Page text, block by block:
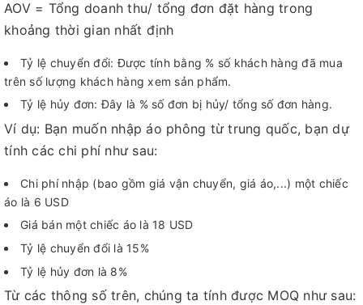
AOV = Tổng doanh thu/ tổng đơn đặt hàng trong
khoảng thời gian nhất định
Tỷ lệ chuyển đổi: Được tính bằng % số khách hàng đã mua
trên số lượng khách hàng xem sản phẩm.
Tỷ lệ hủy đơn: Đây là % số đơn bị hủy/ tổng số đơn hàng.
Ví dụ: Bạn muốn nhập áo phông từ trung quốc, bạn dự
tính các chi phí như sau:
Chi phí nhập (bao gồm giá vận chuyển, giá áo,...) một chiếc
áo là 6 USD
Giá bán một chiếc áo là 18 USD
Tỷ lệ chuyển đổi là 15%
Tỷ lệ hủy đơn là 8%
Từ các thông số trên, chúng ta tính được MOQ như sau: